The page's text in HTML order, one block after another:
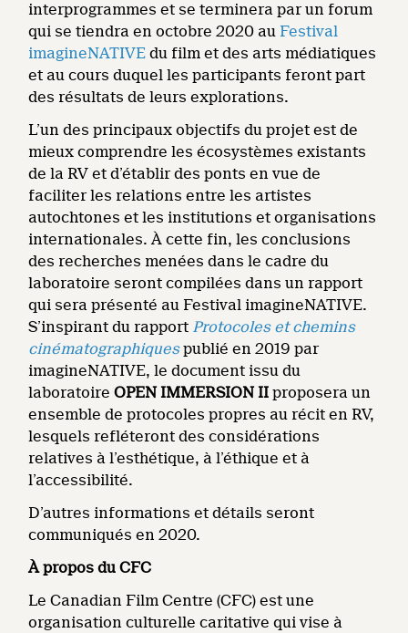
interprogrammes et se terminera par un forum
qui se tiendra en octobre 2020 au Festival
imagineNATIVE du film et des arts médiatiques
et au cours duquel les participants feront part
des résultats de leurs explorations.
L’un des principaux objectifs du projet est de
mieux comprendre les écosystèmes existants
de la RV et d’établir des ponts en vue de
faciliter les relations entre les artistes
autochtones et les institutions et organisations
internationales. À cette fin, les conclusions
des recherches menées dans le cadre du
laboratoire seront compilées dans un rapport
qui sera présenté au Festival imagineNATIVE.
S’inspirant du rapport Protocoles et chemins
cinématographiquespublié en 2019 par
imagineNATIVE, le document issu du
laboratoireOPEN IMMERSION II proposera un
ensemble de protocoles propres au récit en RV,
lesquels refléteront des considérations
relatives à l’esthétique, à l’éthique et à
l’accessibilité.
D’autres informations et détails seront
communiqués en 2020.
À propos du CFC
Le Canadian Film Centre (CFC) est une
organisation culturelle caritative qui vise à